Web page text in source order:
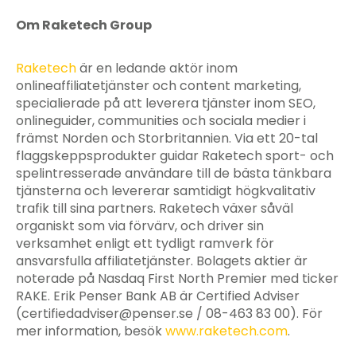
Om Raketech Group
Raketechär en ledande aktör inom
onlineaffiliatetjänster och content marketing,
specialierade på att leverera tjänster inom SEO,
onlineguider, communities och sociala medier i
främst Norden och Storbritannien. Via ett 20-tal
flaggskeppsprodukter guidar Raketech sport- och
spelintresserade användare till de bästa tänkbara
tjänsterna och levererar samtidigt högkvalitativ
trafik till sina partners. Raketech växer såväl
organiskt som via förvärv, och driver sin
verksamhet enligt ett tydligt ramverk för
ansvarsfulla affiliatetjänster. Bolagets aktier är
noterade på Nasdaq First North Premier med ticker
RAKE. Erik Penser Bank AB är Certified Adviser
(certifiedadviser@penser.se / 08-463 83 00). För
mer information, besökwww.raketech.com.